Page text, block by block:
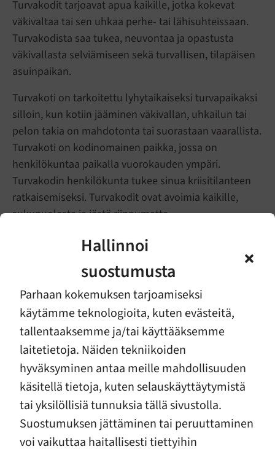
Hallinnoi
suostumusta
Parhaan kokemuksen tarjoamiseksi
käytämme teknologioita, kuten evästeitä,
tallentaaksemme ja/tai käyttääksemme
laitetietoja. Näiden tekniikoiden
hyväksyminen antaa meille mahdollisuuden
käsitellä tietoja, kuten selauskäyttäytymistä
tai yksilöllisiä tunnuksia tällä sivustolla.
Suostumuksen jättäminen tai peruuttaminen
voi vaikuttaa haitallisesti tiettyihin
Turvakodit tarjoavat apua kaikille, jotka kokevat
väkivaltaa tai sen uhkaa perhe- tai lähisuhteissaan.
Turvakodista saa tukea, neuvontaa ja opastusta
väkivallasta selviämiseen sekä turvallisen, tilapäisen
asuinpaikan.
Turvakoti on tarkoitettu lyhytaikaiseksi turvapaikaksi
silloin, kun kotiin jääminen väkivallan, uhkailun tai
pelon takia on mahdotonta tai suorastaan vaarallista.
Turvakoti on kodinomainen paikka, jossa on
henkilökuntaa paikalla vuorokauden ympäri.
Turvakodin henkilökunta tukee sinua kriisitilanteen
ratkaisemiseksi. Turvakodit ovat avoimia kaikille,
sukupuolesta ja iästä riippumatta.
Erityistä huomiota kiinnitetään väkivaltaa kokeneiden
lasten auttamiseen. Tärkein tavoite on aina varmistaa
lapsen hyvinvointi kaikissa tilanteissa. Turvakodissa
lapset kohdataan ja kuullaan, ja työntekijät auttavat
heitä käsittelemään vaikeita kokemuksia väkivallasta.
Turvakotien yhteystiedot ja lisää tietoa
Nettiturvakodissa
Mietitkö turvakotiin lähtemistä?
ÄLÄ JÄÄ YKSIN